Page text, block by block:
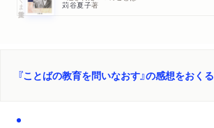
苅谷夏子著
『ことばの教育を問いなおす』の感想をおくる